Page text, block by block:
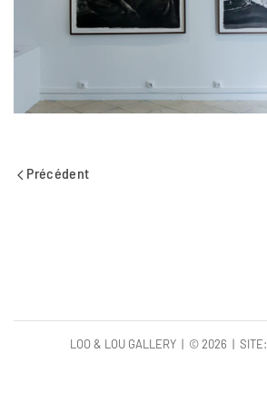
Précédent
LOO & LOU GALLERY | ©2026 | SITE: